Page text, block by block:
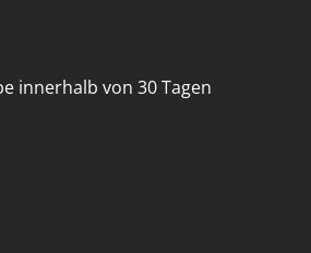
innerhalb von 30 Tagen